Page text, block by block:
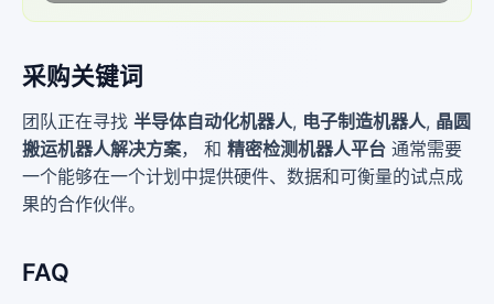
采购关键词
团队正在寻找 半导体自动化机器人, 电子制造机器人, 晶圆
搬运机器人解决方案， 和 精密检测机器人平台 通常需要
一个能够在一个计划中提供硬件、数据和可衡量的试点成
果的合作伙伴。
FAQ